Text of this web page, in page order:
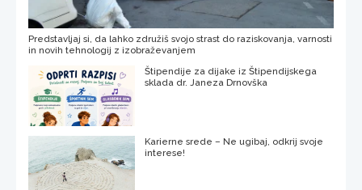
Predstavljaj si, da lahko združiš svojo strast do raziskovanja, varnosti
in novih tehnologij z izobraževanjem
Štipendije za dijake iz Štipendijskega
sklada dr. Janeza Drnovška
Karierne srede – Ne ugibaj, odkrij svoje
interese!